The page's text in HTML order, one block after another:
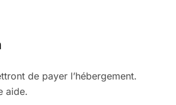
de payer l’hébergement.
aide.